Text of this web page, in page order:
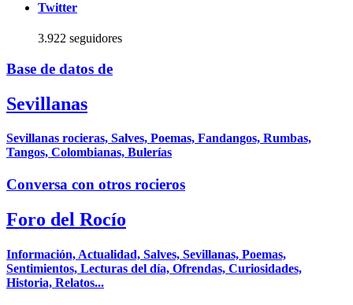
Twitter
3.922 seguidores
Base de datos de
Sevillanas
Sevillanas rocieras, Salves, Poemas, Fandangos, Rumbas,
Tangos, Colombianas, Bulerías
Conversa con otros rocieros
Foro del Rocío
Información, Actualidad, Salves, Sevillanas, Poemas,
Sentimientos, Lecturas del día, Ofrendas, Curiosidades,
Historia, Relatos...